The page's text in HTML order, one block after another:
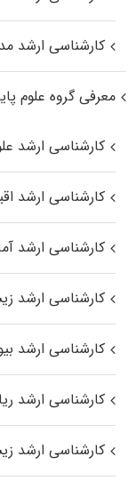
کارشناسی ارشد
معرفی گروه علوم
کارشناسی ارشد
کارشناسی ارشد
کارشناسی ارشد
کارشناسی ارشد
کارشناسی ارشد
کارشناسی ارشد
کارشناسی ارشد